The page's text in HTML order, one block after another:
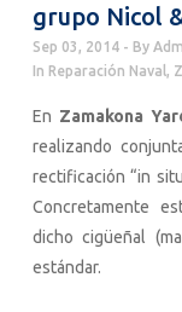
grupo Nicol
Sep 03, 2014 By
In Reparación Naval,
En Zamakona
realizando
rectificación “in
Concretamente
dicho cigüeñal
estándar.